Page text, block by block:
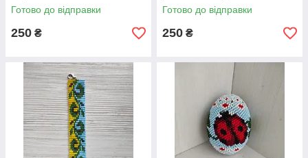
Готово до відправки
250 ₴
Готово до відправки
250 ₴